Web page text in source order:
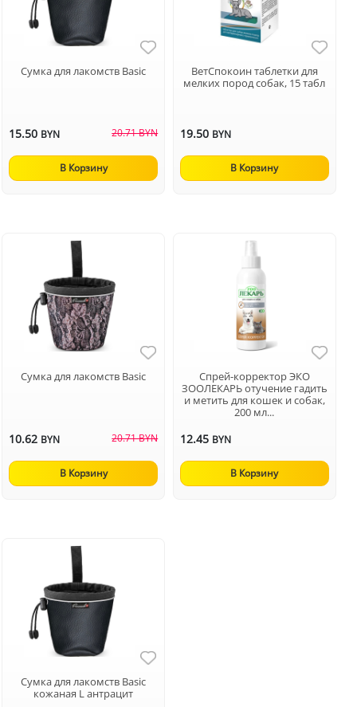
Сумка для лакомств Basic
15.50 BYN 20.71 BYN
В Корзину
ВетСпокоин таблетки для
мелких пород собак, 15 табл
19.50 BYN
В Корзину
Сумка для лакомств Basic
10.62 BYN 20.71 BYN
В Корзину
Спрей-корректор ЭКО
ЗООЛЕКАРЬ отучение гадить
и метить для кошек и собак,
200 мл...
12.45 BYN
В Корзину
Сумка для лакомств Basic
кожаная L антрацит